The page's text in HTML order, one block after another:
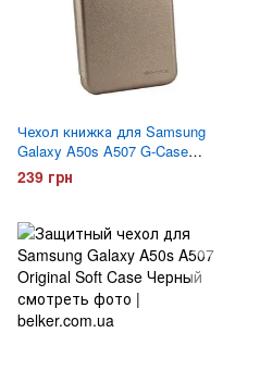
Чехол книжка для Samsung
Galaxy A50s A507 G-Case
Ranger Серый
239 грн